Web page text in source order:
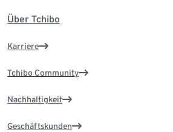
Über Tchibo
Karriere
Tchibo Community
Nachhaltigkeit
Geschäftskunden